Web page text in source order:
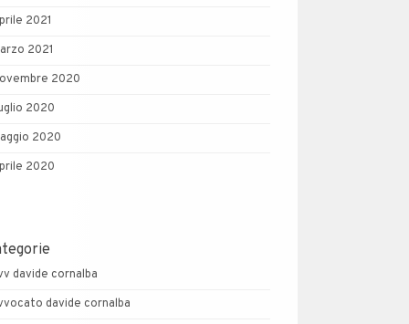
2021
2021
2020
2020
2020
2020
davide cornalba
davide cornalba